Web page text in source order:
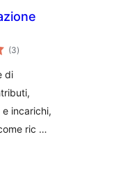
(3arvosanat
yhteensä
)
di
incarichi,
ric …